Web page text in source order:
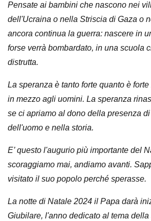
Pensate ai bambini che nascono nei
dell'Ucraina o nella Striscia di Gaza o
ancora continua la guerra: nascere in
forse verrà bombardato, in una scuola
distrutta.
La speranza è tanto forte quanto è
in mezzo agli uomini. La speranza
se ci apriamo al dono della presenza
dell'uomo e nella storia.
E’ questo l'augurio più importante del
scoraggiamo mai, andiamo avanti.
visitato il suo popolo perché sperasse.
La notte di Natale 2024 il Papa darà
Giubilare, l'anno dedicato al tema